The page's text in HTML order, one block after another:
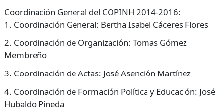
Coordinación General del COPINH 2014-2016:
1. Coordinación General: Bertha Isabel Cáceres Flores
2. Coordinación de Organización: Tomas Gómez
Membreño
3. Coordinación de Actas: José Asención Martínez
4. Coordinación de Formación Política y Educación: José
Hubaldo Pineda